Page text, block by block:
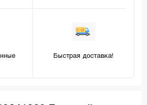
Быстрая доставка!